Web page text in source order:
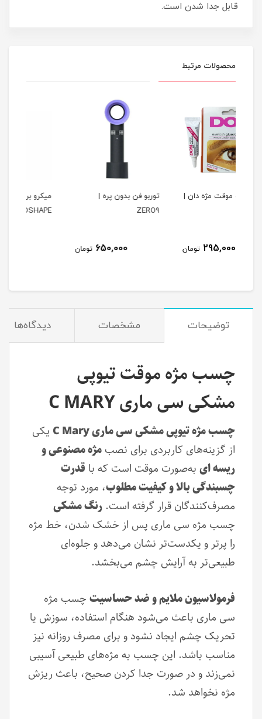
قابل جدا شدن است.
محصولات مرتبط
توربو فن بدون پره |
650,000
میکرو براش موشاپ |
125,000
توضیحات مشخصات دیدگاه‌ها
چسب مژه موقت تیوپی
مشکی سی ماری C MARY
چسب مژه تیوپی مشکی سی ماری C Mary
یکی
از گزینه‌های کاربردی برای نصبمژه مصنوعی و
ریسه ایبه‌صورت موقت است که با قدرت
چسبندگی بالا و کیفیت مطلوب، مورد توجه
مصرف‌کنندگان قرار گرفته است.رنگ مشکی
چسب مژه سی ماری پس از خشک شدن، خط مژه
را پرتر و یکدست‌تر نشان می‌دهد و جلوه‌ای
طبیعی‌تر به آرایش چشم می‌بخشد.
فرمولاسیون ملایم و ضد حساسیتچسب مژه
سی ماری باعث می‌شود هنگام استفاده، سوزش یا
تحریک چشم ایجاد نشود و برای مصرف روزانه نیز
مناسب باشد. این چسب به مژه‌های طبیعی آسیبی
نمی‌زند و در صورت جدا کردن صحیح، باعث ریزش
مژه نخواهد شد.